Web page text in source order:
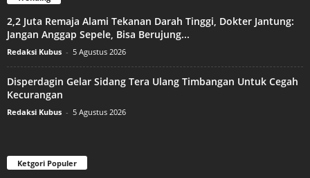
2,2 Juta Remaja Alami Tekanan Darah Tinggi, Dokter Jantung:
Jangan Anggap Sepele, Bisa Berujung...
Redaksi Kubus - 5 Agustus 2026
Disperdagin Gelar Sidang Tera Ulang Timbangan Untuk Cegah
Kecurangan
Redaksi Kubus - 5 Agustus 2026
Ketgori Populer